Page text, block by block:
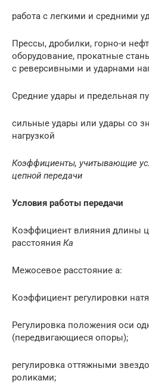
работа с легкими и средними
Прессы, дробилки, горно-и
оборудование, прокатные
с реверсивными и ударнами
Средние удары и предельная
сильные удары или удары со
нагрузкой
Коэффициенты, учитывающие
цепной передачи
Условия работы передачи
Коэффициент влияния длины
расстояния Ка
Межосевое расстояние а:
Коэффициент регулировки
Регулировка положения оси
(передвигающиеся опоры);
регулировка оттяжными
роликами;